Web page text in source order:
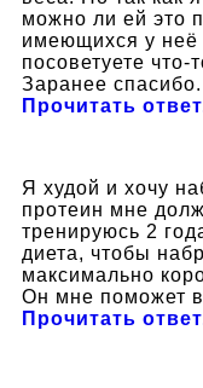
можно ли ей это
имеющихся у
посоветуете
Заранее
Прочитать
Я худой и хочу
протеин мне
тренируюсь 2
диета, чтобы
максимально
Он мне поможет
Прочитать